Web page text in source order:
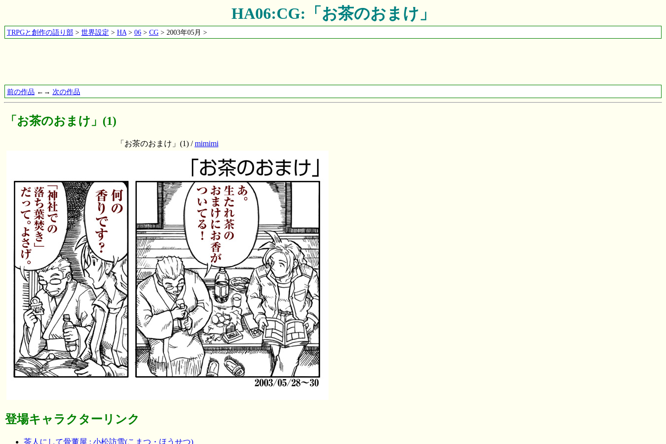
HA06:CG:「お茶のおまけ」
TRPGと創作の語り部> 世界設定 > HA> 06> CG> 2003年05月 >
前の作品 ←→ 次の作品
「お茶のおまけ」(1)
「お茶のおまけ」(1) /mimimi
登場キャラクターリンク
茶人にして骨董屋 : 小松訪雪(こまつ・ほうせつ)